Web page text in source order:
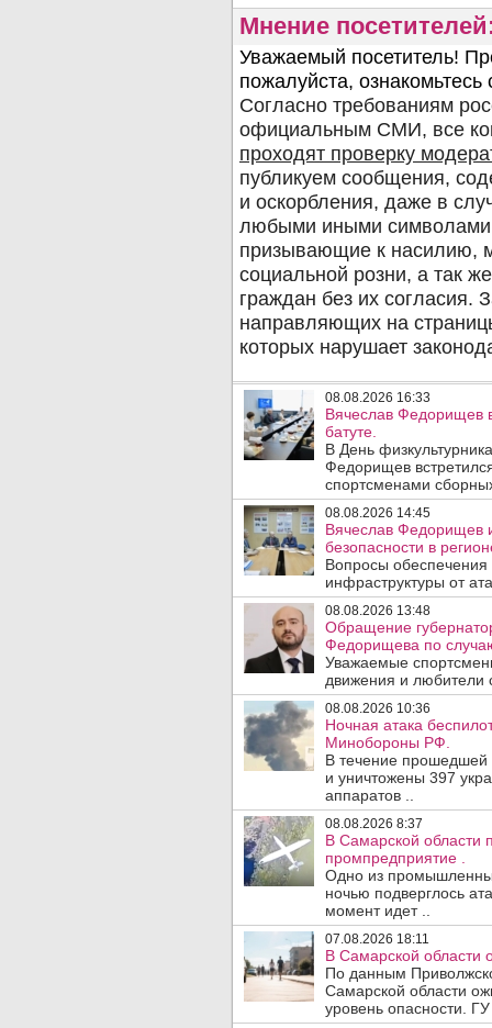
Мнение
08.08.2026 16:33
Вячеслав Федорищев
батуте.
В День
Федорищев
спортсменами
08.08.2026 14:45
Вячеслав Федорищев
безопасности в
Вопросы обеспечения
инфраструктуры от
08.08.2026 13:48
Обращение
Федорищева по
Уважаемые
движения и любители
08.08.2026 10:36
Ночная атака
Минобороны РФ.
В течение
и уничтожены 397
аппаратов ..
08.08.2026 8:37
В Самарской области
промпредприятие .
Одно из
ночью подверглось
момент идет ..
07.08.2026 18:11
В Самарской области
По данным
Самарской области
уровень опасности.